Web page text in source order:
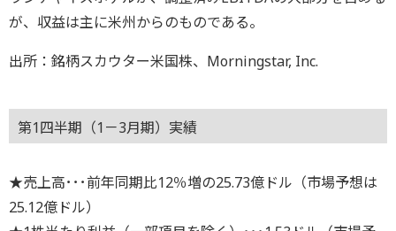
が、収益は主に米州からのものである。
出所：銘柄スカウター米国株、Morningstar, Inc.
第1四半期（1－3月期）実績
★売上高･･･前年同期比12％増の25.73億ドル（市場予想は
25.12億ドル）